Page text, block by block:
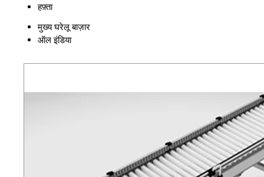
हफ़्ता
मुख्य घरेलू बाज़ार
ऑल इंडिया